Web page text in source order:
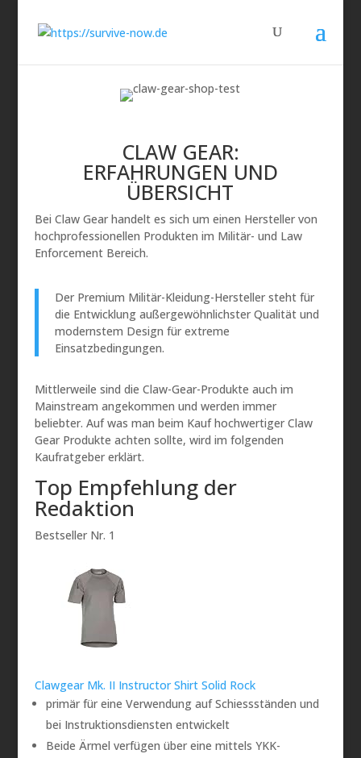
CLAW GEAR:
ERFAHRUNGEN UND
ÜBERSICHT
Bei Claw Gear handelt es sich um einen Hersteller von
hochprofessionellen Produkten im Militär- und Law
Enforcement Bereich.
Der Premium Militär-Kleidung-Hersteller steht für
die Entwicklung außergewöhnlichster Qualität und
modernstem Design für extreme
Einsatzbedingungen.
Mittlerweile sind die Claw-Gear-Produkte auch im
Mainstream angekommen und werden immer
beliebter. Auf was man beim Kauf hochwertiger Claw
Gear Produkte achten sollte, wird im folgenden
Kaufratgeber erklärt.
Top Empfehlung der
Redaktion
Bestseller Nr. 1
Clawgear Mk. II Instructor Shirt Solid Rock
primär für eine Verwendung auf Schiessständen und
bei Instruktionsdiensten entwickelt
Beide Ärmel verfügen über eine mittels YKK-